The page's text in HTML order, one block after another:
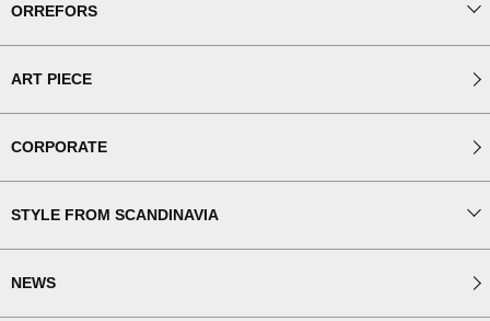
ORREFORS
ART PIECE
CORPORATE
STYLE FROM SCANDINAVIA
NEWS